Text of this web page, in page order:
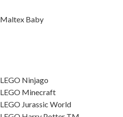
Maltex Baby
LEGO Ninjago
LEGO Minecraft
LEGO Jurassic World